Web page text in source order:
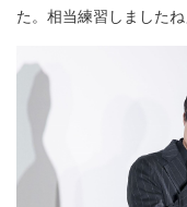
た。相当練習しました